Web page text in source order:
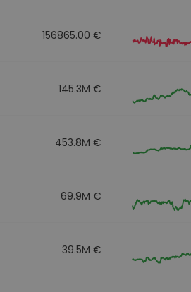
156865.00 €
145.3M €
453.8M €
69.9M €
39.5M €